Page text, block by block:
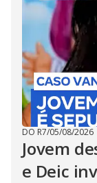
DO R7/05/08/2026
Jovem
e Deic